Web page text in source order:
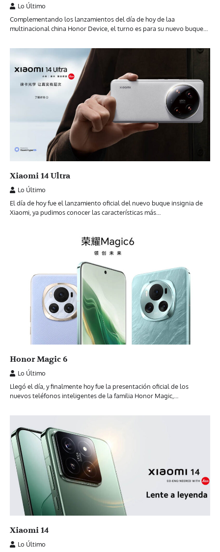
Lo Último
Complementando los lanzamientos del día de hoy de laa
multinacional china Honor Device, el turno es para su nuevo buque…
Xiaomi 14 Ultra
Lo Último
El día de hoy fue el lanzamiento oficial del nuevo buque insignia de
Xiaomi, ya pudimos conocer las características más…
Honor Magic 6
Lo Último
Llegó el día, y finalmente hoy fue la presentación oficial de los
nuevos teléfonos inteligentes de la familia Honor Magic,…
Xiaomi 14
Lo Último